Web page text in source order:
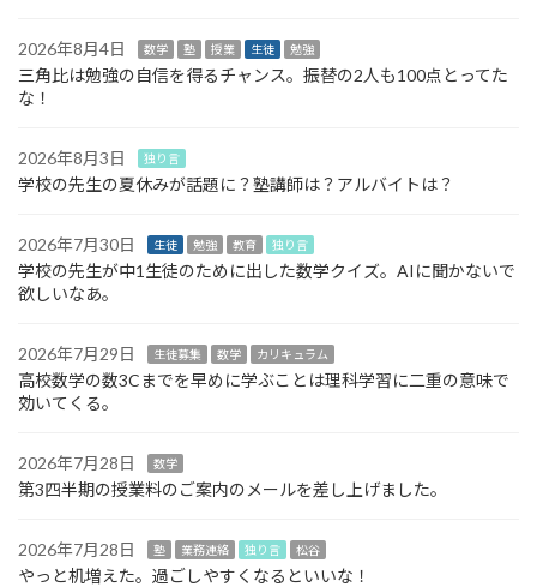
2026年8月4日 数学 塾 授業 生徒 勉強
三角比は勉強の自信を得るチャンス。振替の2人も100点とってた
な！
2026年8月3日 独り言
学校の先生の夏休みが話題に？塾講師は？アルバイトは？
2026年7月30日 生徒 勉強 教育 独り言
学校の先生が中1生徒のために出した数学クイズ。AIに聞かないで
欲しいなあ。
2026年7月29日 生徒募集 数学 カリキュラム
高校数学の数3Cまでを早めに学ぶことは理科学習に二重の意味で
効いてくる。
2026年7月28日 数学
第3四半期の授業料のご案内のメールを差し上げました。
2026年7月28日 塾 業務連絡 独り言 松谷
やっと机増えた。過ごしやすくなるといいな！